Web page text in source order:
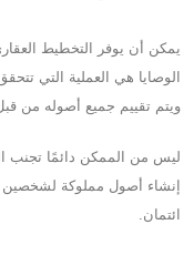
يمكن أن يوفر التخطيط
الوصايا هي العملية التي
ويتم تقييم جميع أصوله من
ليس من الممكن دائمًا تجنب
إنشاء أصول مملوكة لشخصين
ائتمان.